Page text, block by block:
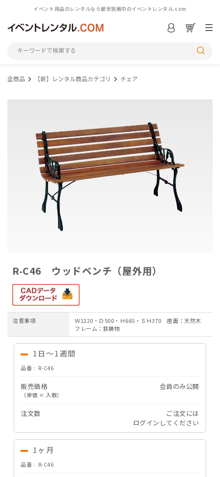
イベント用品のレンタルなら最安挑戦中のイベントレンタル.com
ログイン／会員登録
アイテム一覧を見る
初めての方へ
よくあるご質問
全商品 【新】レンタル商品カテゴリ チェア
R-C46 ウッドベンチ（屋外用）
注意事項
Ｗ1220・Ｄ500・Ｈ665・ＳＨ370 座面：天然木
フレーム：鉄鋳物
1日～1週間
品番 R-C46
販売価格
（単価 × 入数）
会員のみ公開
注文数
ご注文には
ログイン してください
1ヶ月
品番 R-C46